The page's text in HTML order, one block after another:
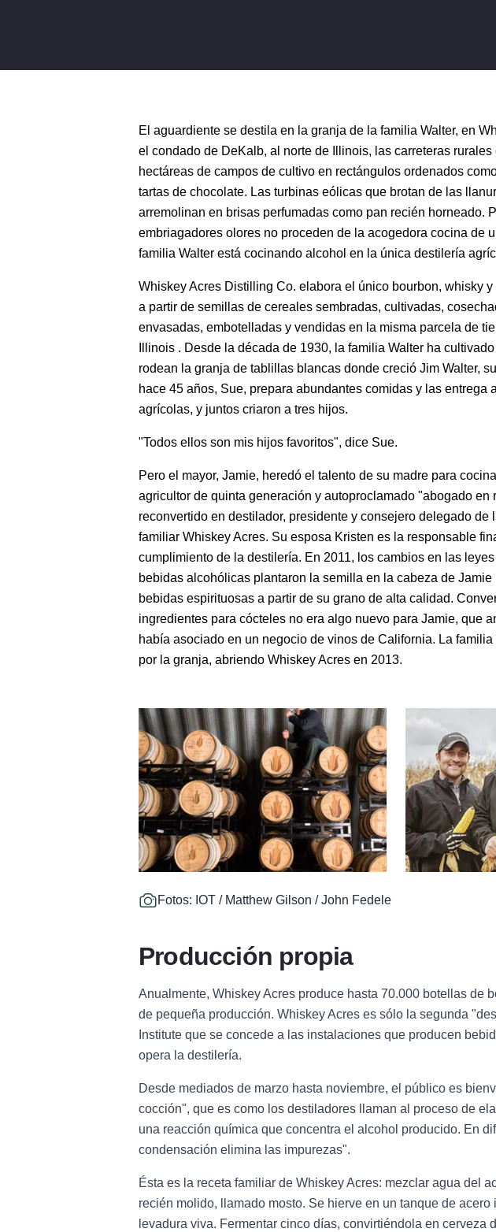
El aguardiente se destila en la granja de la familia Walter, en
el condado de DeKalb, al norte de Illinois, las carreteras rurales
hectáreas de campos de cultivo en rectángulos ordenados
tartas de chocolate. Las turbinas eólicas que brotan de las
arremolinan en brisas perfumadas como pan recién horneado.
embriagadores olores no proceden de la acogedora cocina de
familia Walter está cocinando alcohol en la única destilería
Whiskey Acres Distilling Co. elabora el único bourbon, whisky
a partir de semillas de cereales sembradas, cultivadas,
envasadas, embotelladas y vendidas en la misma parcela de
Illinois . Desde la década de 1930, la familia Walter ha
rodean la granja de tablillas blancas donde creció Jim Walter,
hace 45 años, Sue, prepara abundantes comidas y las entrega
agrícolas, y juntos criaron a tres hijos.
"Todos ellos son mis hijos favoritos", dice Sue.
Pero el mayor, Jamie, heredó el talento de su madre para
agricultor de quinta generación y autoproclamado "abogado en
reconvertido en destilador, presidente y consejero delegado de
familiar Whiskey Acres. Su esposa Kristen es la responsable
cumplimiento de la destilería. En 2011, los cambios en las
bebidas alcohólicas plantaron la semilla en la cabeza de Jamie
bebidas espirituosas a partir de su grano de alta calidad.
ingredientes para cócteles no era algo nuevo para Jamie, que
había asociado en un negocio de vinos de California. La familia
por la granja, abriendo Whiskey Acres en 2013.
Fotos: IOT / Matthew Gilson / John Fedele
Producción propia
Anualmente, Whiskey Acres produce hasta 70.000 botellas de
de pequeña producción. Whiskey Acres es sólo la segunda
Institute que se concede a las instalaciones que producen
opera la destilería.
Desde mediados de marzo hasta noviembre, el público es
cocción", que es como los destiladores llaman al proceso de
una reacción química que concentra el alcohol producido. En
condensación elimina las impurezas".
Ésta es la receta familiar de Whiskey Acres: mezclar agua del
recién molido, llamado mosto. Se hierve en un tanque de
levadura viva. Fermentar cinco días, convirtiéndola en